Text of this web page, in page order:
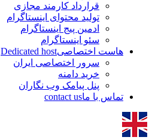
قرارداد کارمند مجازی
تولید محتوای اینستاگرام
ادمین پیج اینستاگرام
سئو اینستاگرام
هاست اختصاصیDedicated host
سرور اختصاصی ایران
خرید دامنه
پنل پیامک وب نگاران
تماس با ماcontact us